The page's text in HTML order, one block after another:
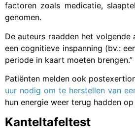
factoren zoals medicatie,
genomen.
De auteurs raadden het
een cognitieve inspanning (bv.:
periode in kaart moeten brengen.”
Patiënten melden ook
uur nodig om te herstellen van
hun energie weer terug hadden op
Kanteltafeltest